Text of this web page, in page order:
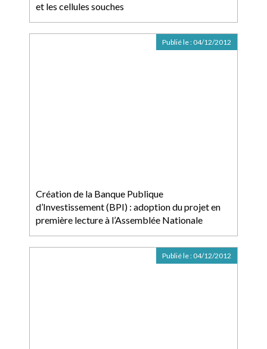
et les cellules souches
Création de la Banque Publique
d’Investissement (BPI) : adoption du projet en
première lecture à l’Assemblée Nationale
Publié le : 04/12/2012
Publié le : 04/12/2012